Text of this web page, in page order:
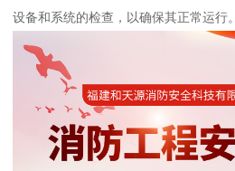
设备和系统的检查，以确保其正常运行。